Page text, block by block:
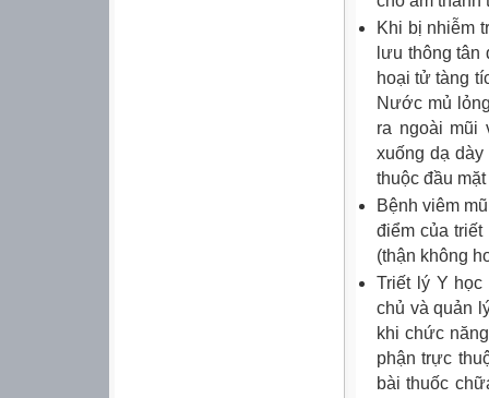
Khi bị nhiễm
lưu thông tân
hoại tử tàng
Nước mủ
ra ngoài mũi
xuống dạ dày
thuộc đầu
Bệnh viêm
điểm của
(thận không
Triết lý Y học
chủ và quản
khi chức
phận trực
bài thuốc